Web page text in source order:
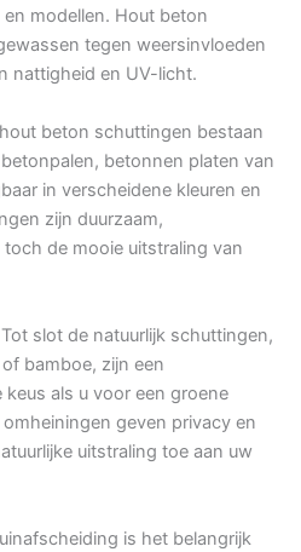
modellen. Hout beton
tegen weersinvloeden
nattigheid en UV-licht.
beton schuttingen bestaan
betonnen platen van
in verscheidene kleuren en
zijn duurzaam,
de mooie uitstraling van
slot de natuurlijk schuttingen,
bamboe, zijn een
keus als u voor een groene
geven privacy en
uitstraling toe aan uw
is het belangrijk